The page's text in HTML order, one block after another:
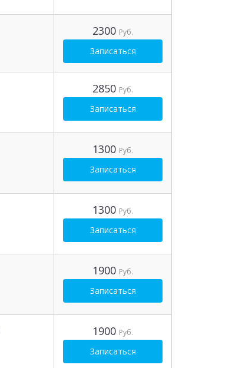
2300 Руб.
Записаться
2850 Руб.
Записаться
1300 Руб.
Записаться
1300 Руб.
Записаться
1900 Руб.
Записаться
1900 Руб.
Записаться